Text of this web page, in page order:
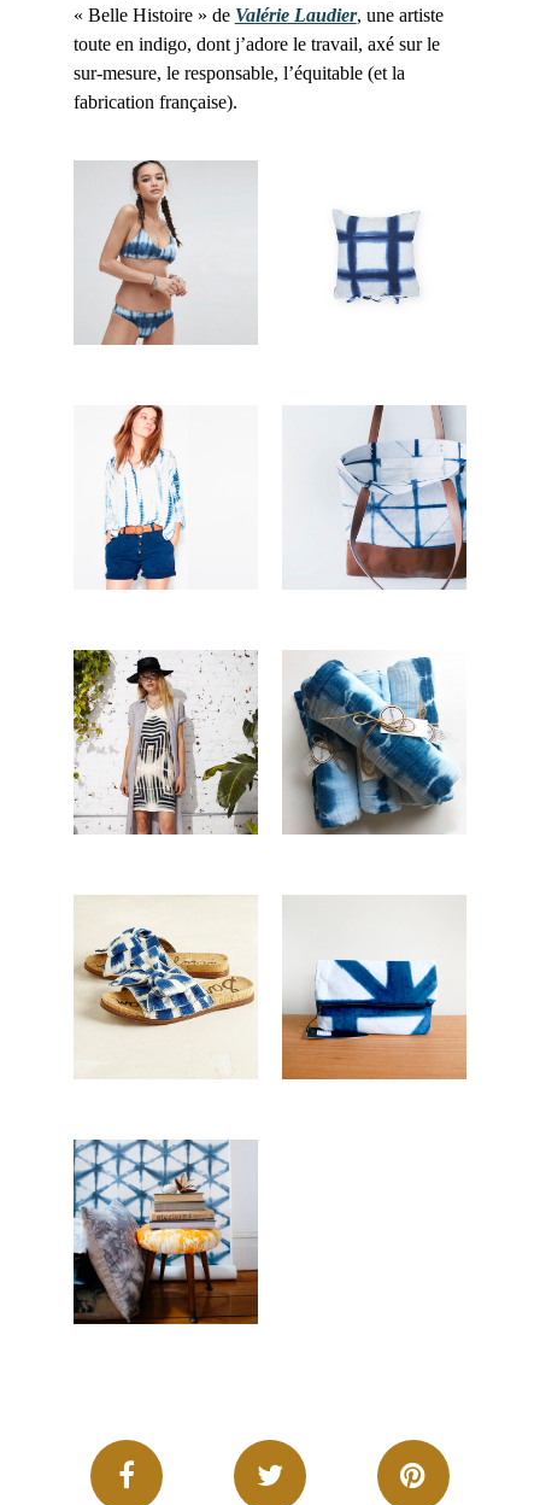
« Belle Histoire » de Valérie Laudier, une artiste
toute en indigo, dont j’adore le travail, axé sur le
sur-mesure, le responsable, l’équitable (et la
fabrication française).